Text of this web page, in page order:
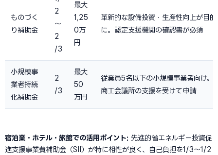
ものづく
り補助金
2
〜
2
/3
最大
1,25
0万
円
革新的な設備投資・生産性向上が目
に。認定支援機関の確認書が必須
小規模事
業者持続
化補助金
2
/3
最大
50
万円
従業員5名以下の小規模事業者向け。
商工会議所の支援を受けて申請
宿泊業・ホテル・旅館での活用ポイント: 先進的省エネルギー投資促
進支援事業費補助金（SII）が特に相性が良く、自己負担を1/3〜1/2